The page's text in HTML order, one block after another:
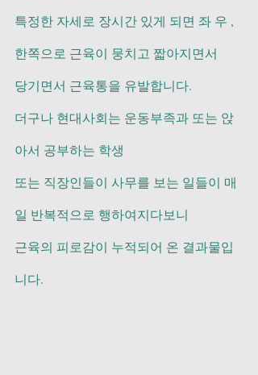
특정한 자세로 장시간 있게 되면 좌 우 ,
한쪽으로 근육이 뭉치고 짧아지면서
당기면서 근육통을 유발합니다.
더구나 현대사회는 운동부족과 또는 앉
아서 공부하는 학생
또는 직장인들이 사무를 보는 일들이 매
일 반복적으로 행하여지다보니
근육의 피로감이 누적되어 온 결과물입
니다.